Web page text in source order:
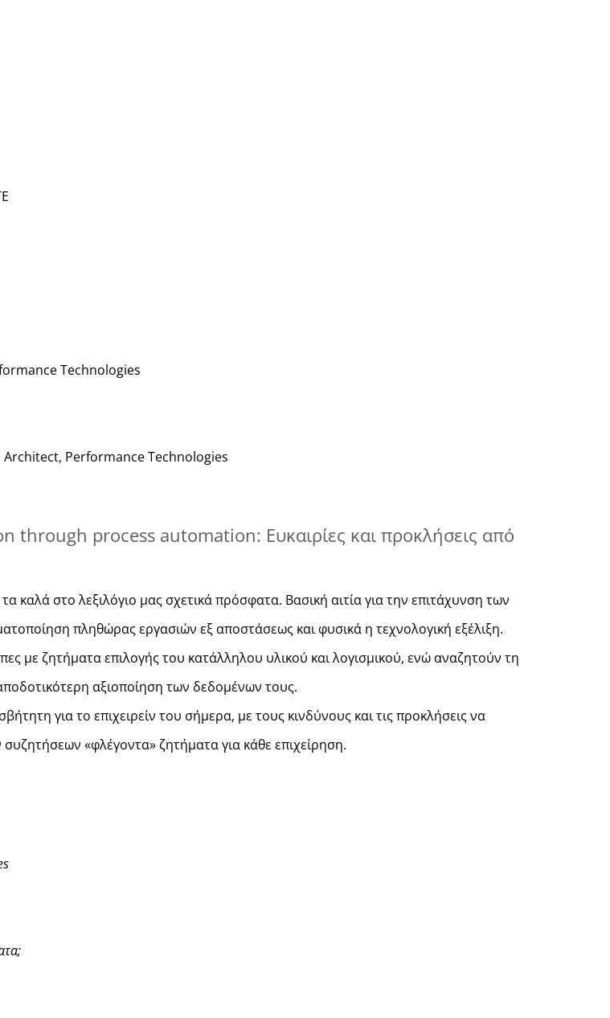
Technologies
Performance Technologies
process automation: Ευκαιρίες και προκλήσεις από
καλά στο λεξιλόγιο μας σχετικά πρόσφατα. Βασική αιτία για την επιτάχυνση των
πληθώρας εργασιών εξ αποστάσεως και φυσικά η τεχνολογική εξέλιξη.
με ζητήματα επιλογής του κατάλληλου υλικού και λογισμικού, ενώ αναζητούν τη
αξιοποίηση των δεδομένων τους.
για το επιχειρείν του σήμερα, με τους κινδύνους και τις προκλήσεις να
«φλέγοντα» ζητήματα για κάθε επιχείρηση.